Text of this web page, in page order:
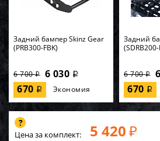
Задний бампер Skinz Gear
(PRB300-FBK)
6 700i 6 030 i
670 i Экономия
Задний
(SDRB200-
6 700i
670 i
Цена за комплект: 5 420 ₽